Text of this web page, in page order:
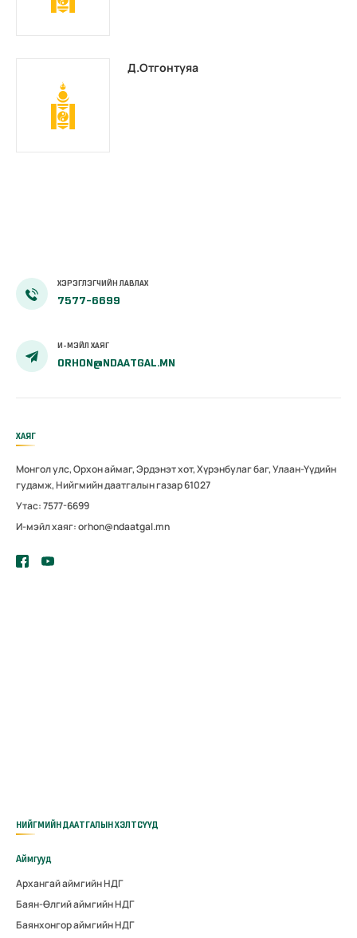
Д.Отгонтуяа
ХЭРЭГЛЭГЧИЙН ЛАВЛАХ
7577-6699
И-МЭЙЛ ХАЯГ
ORHON@NDAATGAL.MN
ХАЯГ
Монгол улс, Орхон аймаг, Эрдэнэт хот, Хүрэнбулаг баг, Улаан-Үүдийн
гудамж, Нийгмийн даатгалын газар 61027
Утас: 7577-6699
И-мэйл хаяг: orhon@ndaatgal.mn
НИЙГМИЙН ДААТГАЛЫН ХЭЛТСҮҮД
Аймгууд
Архангай аймгийн НДГ
Баян-Өлгий аймгийн НДГ
Баянхонгор аймгийн НДГ